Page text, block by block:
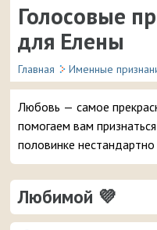
Голосовые
для Елены
Главная Именные
Любовь — самое
помогаем вам
половинке
девушки Елены мы
музыкальных и аудио
шуточных признаний от
понравившуюся аудио-
Любимой 💜